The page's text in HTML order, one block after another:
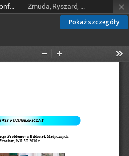
Pokaż szczegóły
wis fotograficzny - XXVIII Konferencja Problemowa Bibliotek Medycznych Wrocław, 9-11 VI 2010 r. Żmuda, Ryszard, red. nacz.